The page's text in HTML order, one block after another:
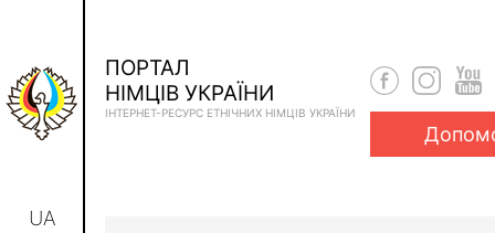
UA
ПОРТАЛ
НІМЦІВ УКРАЇНИ
ІНТЕРНЕТ-РЕСУРС ЕТНІЧНИХ НІМЦІВ УКРАЇНИ